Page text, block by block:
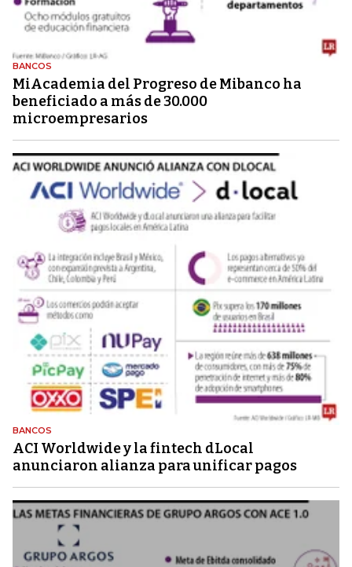
BANCOS
MiAcademia del Progreso de Mibanco ha
beneficiado a más de 30.000
microempresarios
BANCOS
ACI Worldwide y la fintech dLocal
anunciaron alianza para unificar pagos